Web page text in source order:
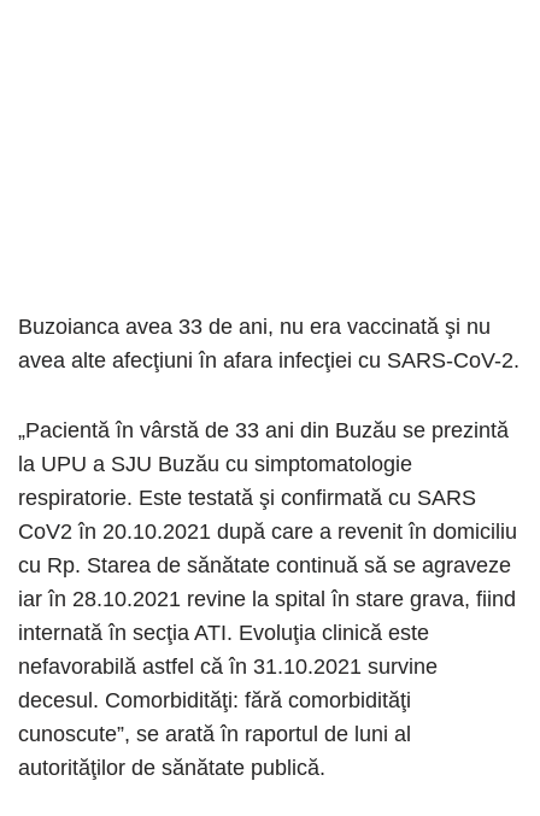
Buzoianca avea 33 de ani, nu era vaccinată şi nu
avea alte afecţiuni în afara infecţiei cu SARS-CoV-2.
„Pacientă în vârstă de 33 ani din Buzău se prezintă
la UPU a SJU Buzău cu simptomatologie
respiratorie. Este testată şi confirmată cu SARS
CoV2 în 20.10.2021 după care a revenit în domiciliu
cu Rp. Starea de sănătate continuă să se agraveze
iar în 28.10.2021 revine la spital în stare grava, fiind
internată în secţia ATI. Evoluţia clinică este
nefavorabilă astfel că în 31.10.2021 survine
decesul. Comorbidităţi: fără comorbidităţi
cunoscute”, se arată în raportul de luni al
autorităţilor de sănătate publică.